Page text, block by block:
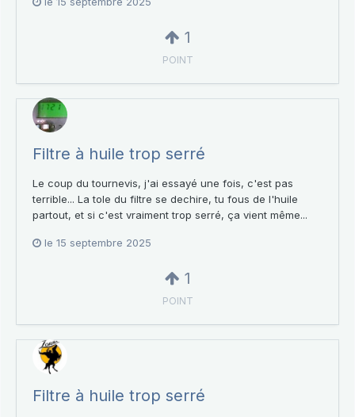
1
POINT
Filtre à huile trop serré
Le coup du tournevis, j'ai essayé une fois, c'est pas
terrible... La tole du filtre se dechire, tu fous de l'huile
partout, et si c'est vraiment trop serré, ça vient même...
le 15 septembre 2025
1
POINT
Filtre à huile trop serré